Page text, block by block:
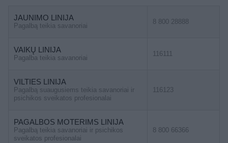
JAUNIMO LINIJA
Pagalbą teikia savanoriai
8 800 28888
VAIKŲ LINIJA
Pagalba teikia savanoriai
116111
VILTIES LINIJA
Pagalbą suaugusiems teikia savanoriai ir
psichikos sveikatos profesionalai
116123
PAGALBOS MOTERIMS LINIJA
Pagalbą teikia savanoriai ir psichikos
sveikatos profesionalai
8 800 66366